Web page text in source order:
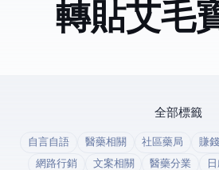
轉貼艾毛
全部標籤
自言自語 醫藥相關 社區藥局 賺錢
網路行銷
文案相關 醫藥分業